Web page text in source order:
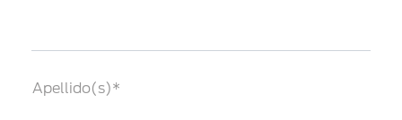
Apellido(s)*